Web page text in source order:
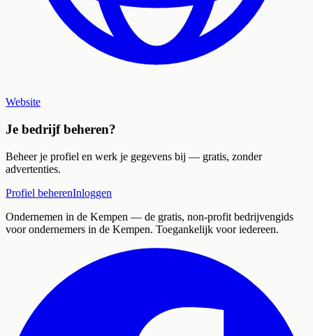
Website
Je bedrijf beheren?
Beheer je profiel en werk je gegevens bij — gratis, zonder
advertenties.
Profiel beherenInloggen
Ondernemen in de Kempen — de gratis, non-profit bedrijvengids
voor ondernemers in de Kempen. Toegankelijk voor iedereen.